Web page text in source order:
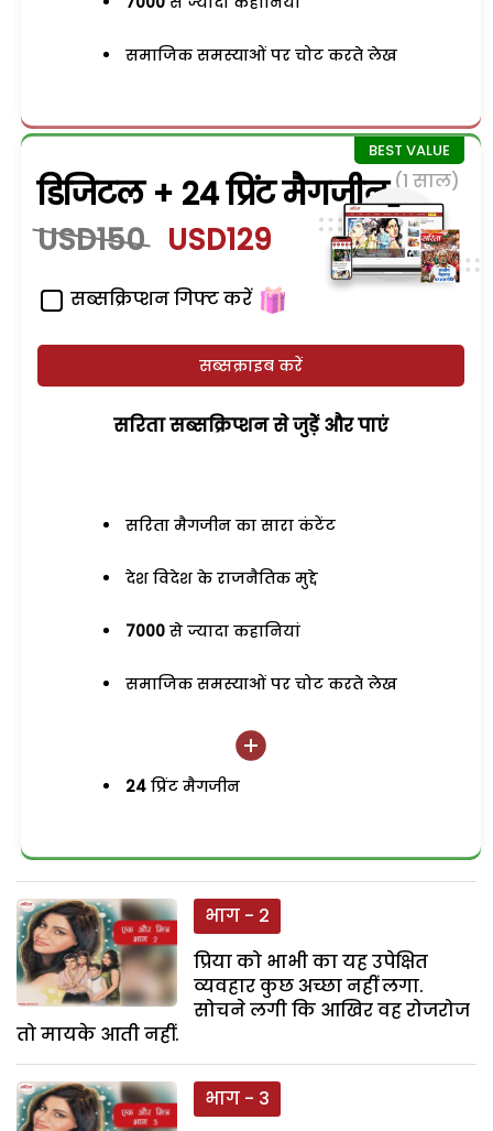
समाजिक समस्याओं पर चोट करते लेख
डिजिटल + 24 प्रिंट मैगजीन (1 साल)
USD150 USD129
सब्सक्रिप्शन गिफ्ट करें
सब्सक्राइब करें
सरिता सब्सक्रिप्शन से जुड़ेें और पाएं
सरिता मैगजीन का सारा कंटेंट
देश विदेश के राजनैतिक मुद्दे
7000 से ज्यादा कहानियां
समाजिक समस्याओं पर चोट करते लेख
24 प्रिंट मैगजीन
भाग - 2
प्रिया को भाभी का यह उपेक्षित
व्यवहार कुछ अच्छा नहीं लगा.
सोचने लगी कि आखिर वह रोजरोज
तो मायके आती नहीं.
भाग - 3